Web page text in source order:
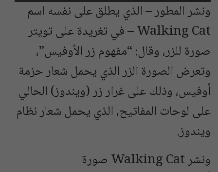
ونشر المطور – الذي يطلق على نفسه اسم
Walking Cat – في تغريدة على تويتر
صورة للزر، وقال: “مفهوم زر الأوفيس”،
وتعرض الصورة الزر الذي يحمل شعار حزمة
أوفيس، وذلك على غرار زر (ويندوز) الحالي
على لوحات المفاتيح، الذي يحمل شعار نظام
ويندوز.
ونشر Walking Cat صورة